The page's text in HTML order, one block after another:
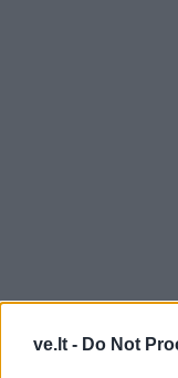
ve.lt - Do Not
Lauko pagalvėles
taip sukursite